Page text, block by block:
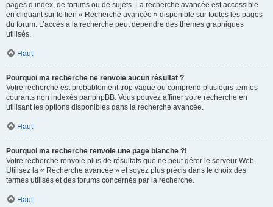
pages d’index, de forums ou de sujets. La recherche avancée est accessible
en cliquant sur le lien « Recherche avancée » disponible sur toutes les pages
du forum. L’accès à la recherche peut dépendre des thèmes graphiques
utilisés.
Haut
Pourquoi ma recherche ne renvoie aucun résultat ?
Votre recherche est probablement trop vague ou comprend plusieurs termes
courants non indexés par phpBB. Vous pouvez affiner votre recherche en
utilisant les options disponibles dans la recherche avancée.
Haut
Pourquoi ma recherche renvoie une page blanche ?!
Votre recherche renvoie plus de résultats que ne peut gérer le serveur Web.
Utilisez la « Recherche avancée » et soyez plus précis dans le choix des
termes utilisés et des forums concernés par la recherche.
Haut